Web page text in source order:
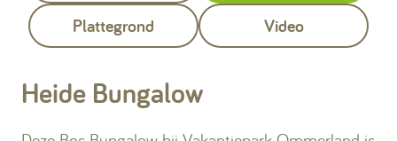
Plattegrond
Video
Heide Bungalow